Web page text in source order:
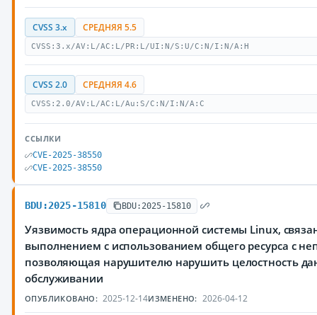
CVSS 3.x СРЕДНЯЯ 5.5
CVSS:3.x/AV:L/AC:L/PR:L/UI:N/S:U/C:N/I:N/A:H
CVSS 2.0 СРЕДНЯЯ 4.6
CVSS:2.0/AV:L/AC:L/Au:S/C:N/I:N/A:C
ССЫЛКИ
CVE-2025-38550
CVE-2025-38550
BDU:2025-15810 BDU:2025-15810
Уязвимость ядра операционной системы Linux,
выполнением с использованием общего ресурса с
позволяющая нарушителю нарушить целостность
обслуживании
ОПУБЛИКОВАНО: 2025-12-14ИЗМЕНЕНО: 2026-04-12